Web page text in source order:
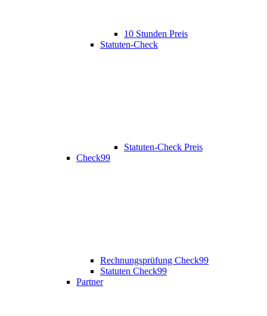
10 Stunden Preis
Statuten-Check
Statuten-Check Preis
Check99
Rechnungsprüfung Check99
Statuten Check99
Partner